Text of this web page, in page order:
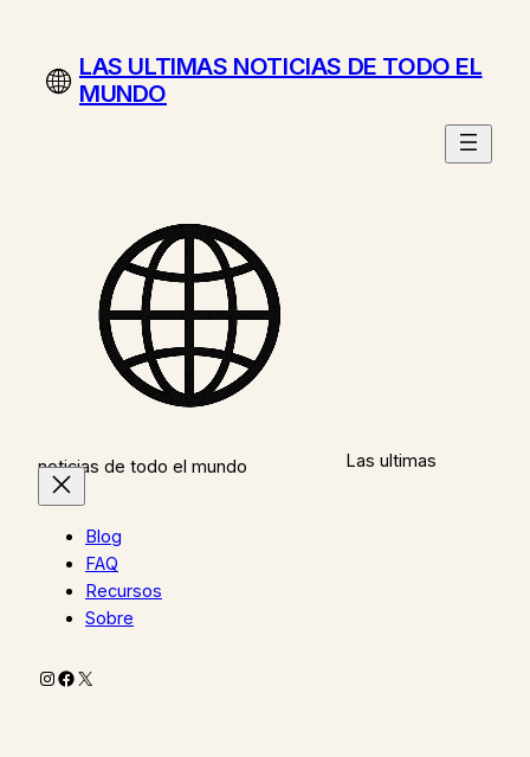
contenidoLAS ULTIMAS NOTICIAS DE TODO EL
MUNDO
Las ultimas
noticias de todo el mundo
Blog
FAQ
Recursos
Sobre
Instagram
Facebook
X